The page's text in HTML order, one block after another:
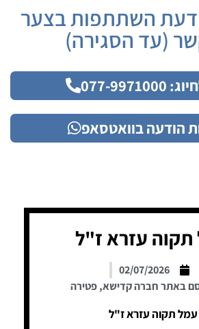
השתתפות בצער
(עד הסגירה)
9971000
הודעה בוואטסאפ
עזרא ז"ל
02/07/2026
באתר חברה קדישא,פטירה
עמל תקוה עזרא ז"ל